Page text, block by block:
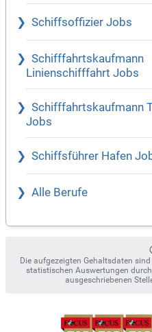
Schiffsoffizier Jobs
Schifffahrtskaufmann
Linienschifffahrt Jobs
Schifffahrtskaufmann
Jobs
Schiffsführer Hafen
Alle Berufe
Die aufgezeigten Gehaltsdaten
statistischen Auswertungen
ausgeschriebenen